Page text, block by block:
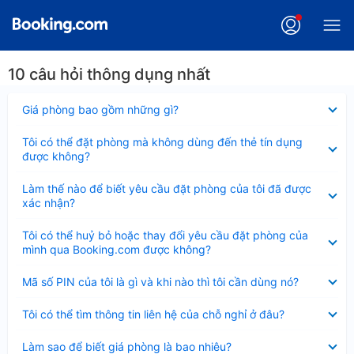
10 câu hỏi thông dụng nhất
Giá phòng bao gồm những gì?
thu
Tôi có thể đặt phòng mà không dùng đến thẻ tín dụng
được không?
thu
gọn
Làm thế nào để biết yêu cầu đặt phòng của tôi đã được
xác nhận?
thu
gọn
Tôi có thể huỷ bỏ hoặc thay đổi yêu cầu đặt phòng của
mình qua Booking.com được không?
thu
gọn
Mã số PIN của tôi là gì và khi nào thì tôi cần dùng nó?
thu
Tôi có thể tìm thông tin liên hệ của chỗ nghỉ ở đâu?
thu
Làm sao để biết giá phòng là bao nhiêu?
thu